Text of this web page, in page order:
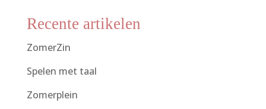
Recente artikelen
ZomerZin
Spelen met taal
Zomerplein